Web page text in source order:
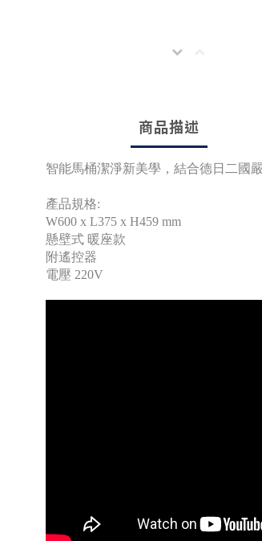
商品描述
智能馬桶潔淨新美學，結合德日二國
產品規格:
W600 x L375 x H459 mm
懸壁式 暖座款
附遙控器
電壓 220V